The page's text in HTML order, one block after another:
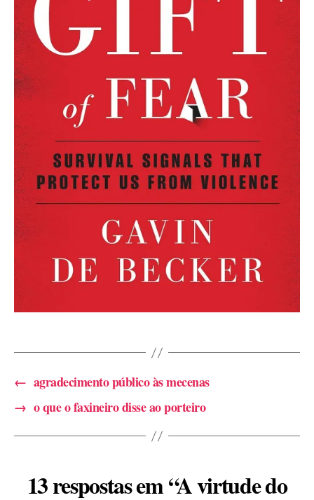
← agradecimento público às mecenas
→ o que o faxineiro disse ao porteiro
13 respostas em “A virtude do